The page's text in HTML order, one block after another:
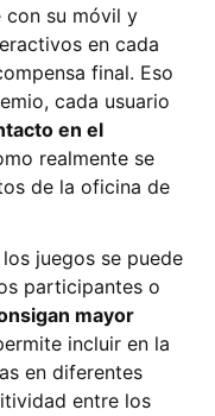
con su móvil y
en cada
final. Eso
cada usuario
en el
realmente se
de la oficina de
juegos se puede
participantes o
mayor
incluir en la
en diferentes
entre los